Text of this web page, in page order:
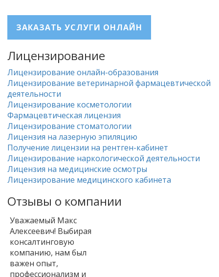
ЗАКАЗАТЬ УСЛУГИ ОНЛАЙН
Лицензирование
Лицензирование онлайн-образования
Лицензирование ветеринарной фармацевтической
деятельности
Лицензирование косметологии
Фармацевтическая лицензия
Лицензирование стоматологии
Лицензия на лазерную эпиляцию
Получение лицензии на рентген-кабинет
Лицензирование наркологической деятельности
Лицензия на медицинские осмотры
Лицензирование медицинского кабинета
Отзывы о компании
Уважаемый Макс
Алексеевич! Выбирая
консалтинговую
компанию, нам был
важен опыт,
профессионализм и
компетентность